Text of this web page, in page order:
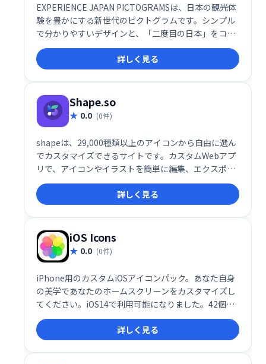
EXPERIENCE JAPAN PICTOGRAMSは、日本の観光体
験を豊かにする新世代のピクトグラムです。シンプル
で分かりやすいデザインと、「二度目の日本」をコン
セプトに、日本の文化や魅力を深く伝える独自の表現
が特徴。観光施設や案内表示などで、より魅力的な日
本体験を演出します。
詳しく見る
Shape.so
0.0 (0件)
shapeは、29,000種類以上のアイコンから自由に選ん
でカスタマイズできるサイトです。カスタムWebアプ
リで、アイコンやイラストを簡単に編集、エクスポー
トできます。デザイン制作の効率化に役立つ、便利な
ツールです。
詳しく見る
iOS Icons
0.0 (0件)
iPhone用のカスタムiOSアイコンパック。あなた自身
の美学であなたのホームスクリーンをカスタマイズし
てください。iOS14で利用可能になりました。42個の
アイコンパックを見つけてください。無料の素材もあ
ります。
詳しく見る